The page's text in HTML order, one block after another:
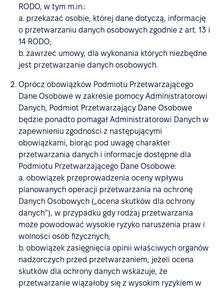
RODO, w tym m.in.:
a. przekazać osobie, której dane dotyczą, informację
o przetwarzaniu danych osobowych zgodnie z art. 13 i
14 RODO;
b. zawrzeć umowy, dla wykonania których niezbędne
jest przetwarzanie danych osobowych.
Oprócz obowiązków Podmiotu Przetwarzającego
Dane Osobowe w zakresie pomocy Administratorowi
Danych, Podmiot Przetwarzający Dane Osobowe
będzie ponadto pomagał Administratorowi Danych w
zapewnieniu zgodności z następującymi
obowiązkami, biorąc pod uwagę charakter
przetwarzania danych i informacje dostępne dla
Podmiotu Przetwarzającego Dane Osobowe:
a. obowiązek przeprowadzenia oceny wpływu
planowanych operacji przetwarzania na ochronę
Danych Osobowych („ocena skutków dla ochrony
danych”), w przypadku gdy rodzaj przetwarzania
może powodować wysokie ryzyko naruszenia praw i
wolności osób fizycznych;
b. obowiązek zasięgnięcia opinii właściwych organów
nadzorczych przed przetwarzaniem, jeżeli ocena
skutków dla ochrony danych wskazuje, że
przetwarzanie wiązałoby się z wysokim ryzykiem w